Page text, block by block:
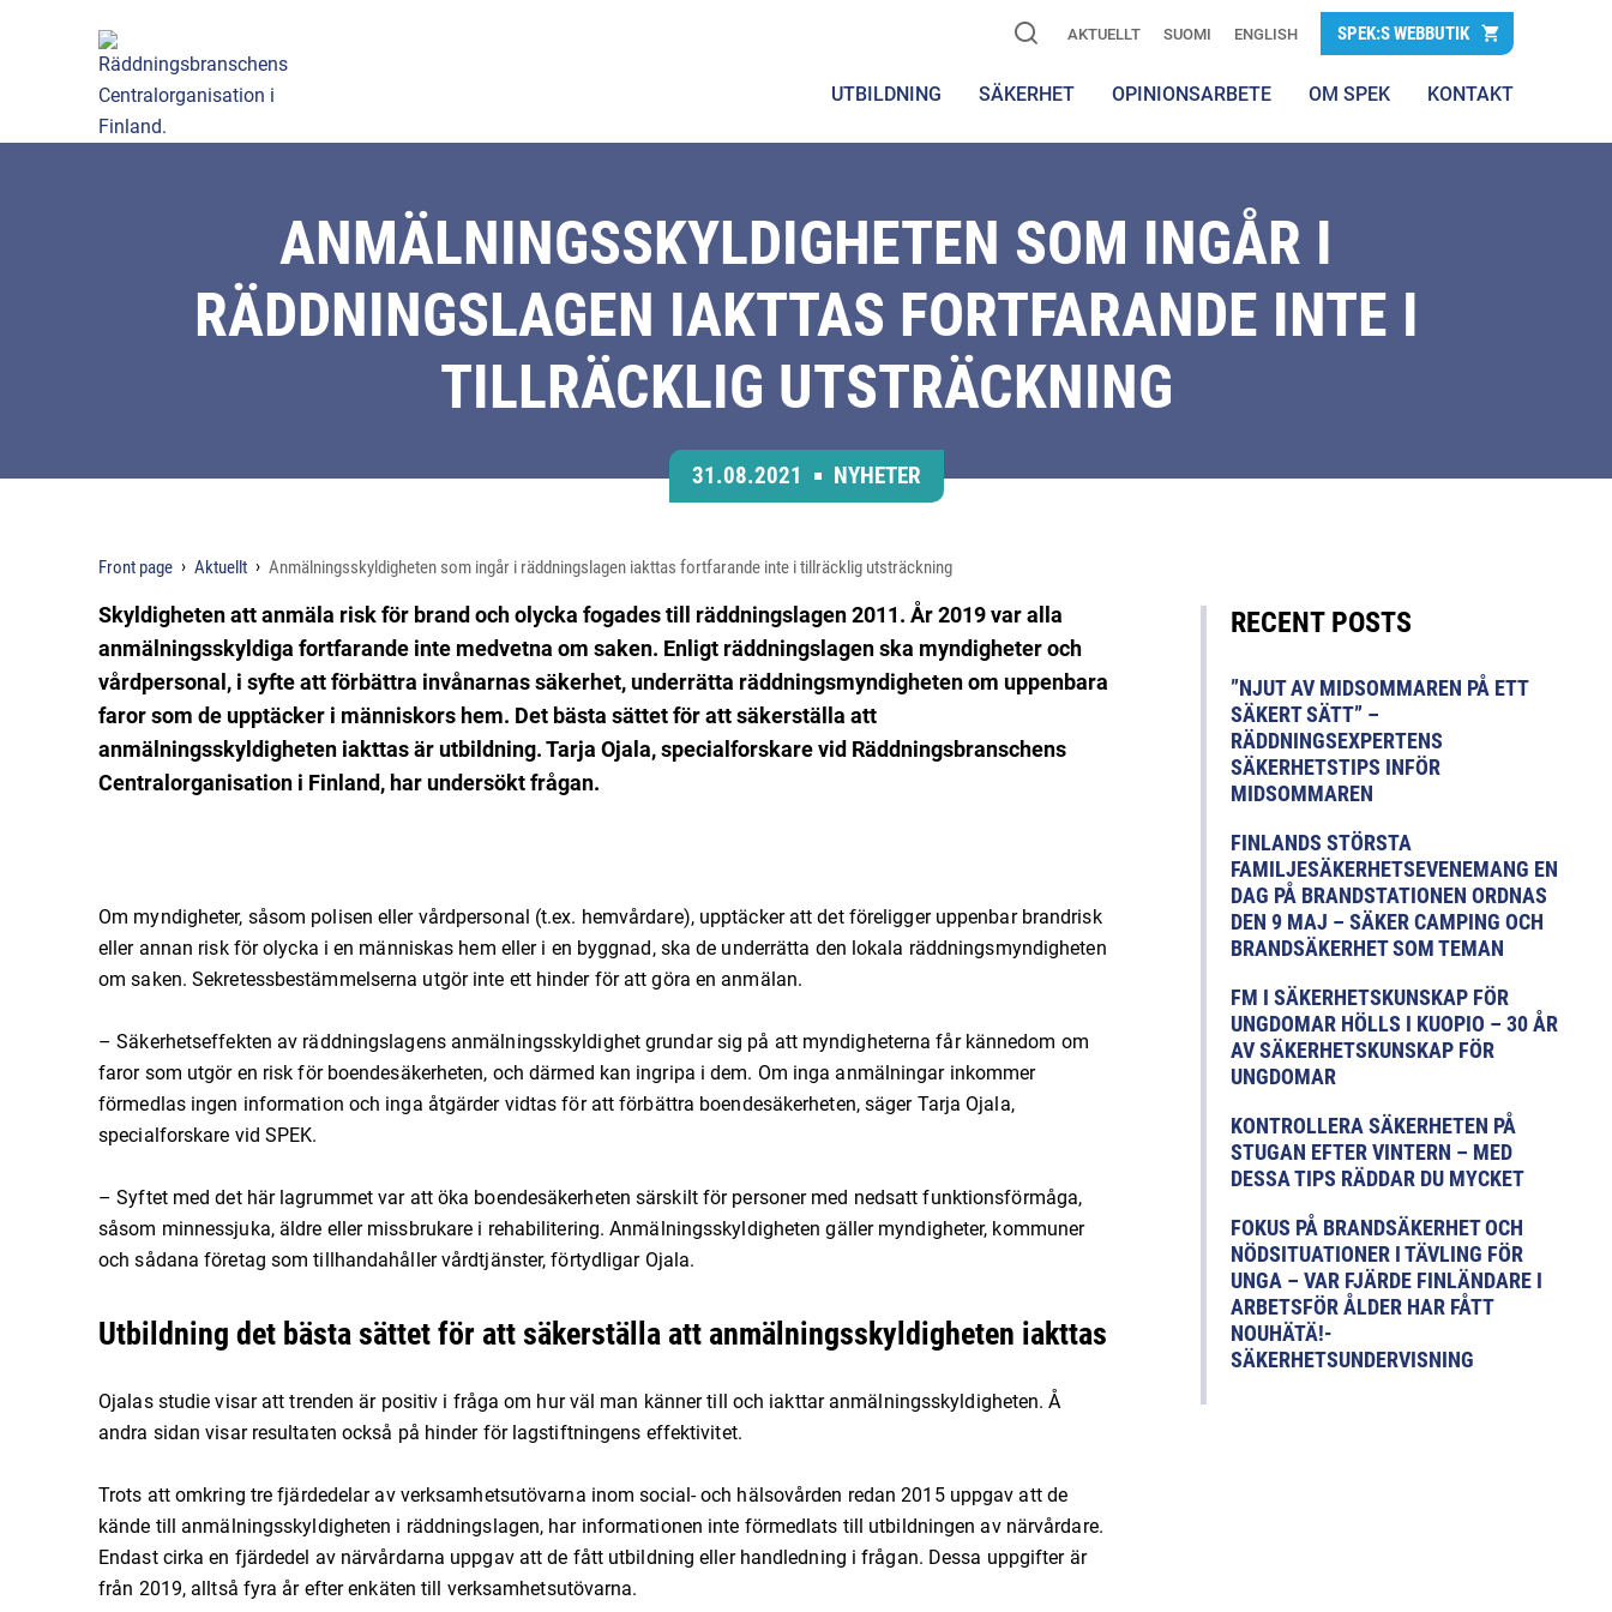
AKTUELLT SUOMI ENGLISH SPEK:S WEBBUTIK
UTBILDNING SÄKERHET OPINIONSARBETE OM SPEK KONTAKT
ANMÄLNINGSSKYLDIGHETEN SOM INGÅR I
RÄDDNINGSLAGEN IAKTTAS FORTFARANDE INTE I
TILLRÄCKLIG UTSTRÄCKNING
31.08.2021 NYHETER
Front page Aktuellt Anmälningsskyldigheten som ingår i räddningslagen iakttas fortfarande inte i tillräcklig utsträckning
Skyldigheten att anmäla risk för brand och olycka fogades till räddningslagen 2011. År 2019 var alla
anmälningsskyldiga fortfarande inte medvetna om saken. Enligt räddningslagen ska myndigheter och
vårdpersonal, i syfte att förbättra invånarnas säkerhet, underrätta räddningsmyndigheten om uppenbara
faror som de upptäcker i människors hem. Det bästa sättet för att säkerställa att
anmälningsskyldigheten iakttas är utbildning. Tarja Ojala, specialforskare vid Räddningsbranschens
Centralorganisation i Finland, har undersökt frågan.
Om myndigheter, såsom polisen eller vårdpersonal (t.ex. hemvårdare), upptäcker att det föreligger uppenbar brandrisk
eller annan risk för olycka i en människas hem eller i en byggnad, ska de underrätta den lokala räddningsmyndigheten
om saken. Sekretessbestämmelserna utgör inte ett hinder för att göra en anmälan.
– Säkerhetseffekten av räddningslagens anmälningsskyldighet grundar sig på att myndigheterna får kännedom om
faror som utgör en risk för boendesäkerheten, och därmed kan ingripa i dem. Om inga anmälningar inkommer
förmedlas ingen information och inga åtgärder vidtas för att förbättra boendesäkerheten, säger Tarja Ojala,
specialforskare vid SPEK.
– Syftet med det här lagrummet var att öka boendesäkerheten särskilt för personer med nedsatt funktionsförmåga,
såsom minnessjuka, äldre eller missbrukare i rehabilitering. Anmälningsskyldigheten gäller myndigheter, kommuner
och sådana företag som tillhandahåller vårdtjänster, förtydligar Ojala.
Utbildning det bästa sättet för att säkerställa att anmälningsskyldigheten iakttas
Ojalas studie visar att trenden är positiv i fråga om hur väl man känner till och iakttar anmälningsskyldigheten. Å
andra sidan visar resultaten också på hinder för lagstiftningens effektivitet.
Trots att omkring tre fjärdedelar av verksamhetsutövarna inom social- och hälsovården redan 2015 uppgav att de
kände till anmälningsskyldigheten i räddningslagen, har informationen inte förmedlats till utbildningen av närvårdare.
Endast cirka en fjärdedel av närvårdarna uppgav att de fått utbildning eller handledning i frågan. Dessa uppgifter är
från 2019, alltså fyra år efter enkäten till verksamhetsutövarna.
RECENT POSTS
”NJUT AV MIDSOMMAREN PÅ ETT
SÄKERT SÄTT” –
RÄDDNINGSEXPERTENS
SÄKERHETSTIPS INFÖR
MIDSOMMAREN
FINLANDS STÖRSTA
FAMILJESÄKERHETSEVENEMANG EN
DAG PÅ BRANDSTATIONEN ORDNAS
DEN 9 MAJ – SÄKER CAMPING OCH
BRANDSÄKERHET SOM TEMAN
FM I SÄKERHETSKUNSKAP FÖR
UNGDOMAR HÖLLS I KUOPIO – 30 ÅR
AV SÄKERHETSKUNSKAP FÖR
UNGDOMAR
KONTROLLERA SÄKERHETEN PÅ
STUGAN EFTER VINTERN – MED
DESSA TIPS RÄDDAR DU MYCKET
FOKUS PÅ BRANDSÄKERHET OCH
NÖDSITUATIONER I TÄVLING FÖR
UNGA – VAR FJÄRDE FINLÄNDARE I
ARBETSFÖR ÅLDER HAR FÅTT
NOUHÄTÄ!-
SÄKERHETSUNDERVISNING